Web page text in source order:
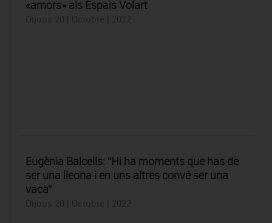
«amors» als Espais Volart
Eugènia Balcells: “Hi ha moments que has de
ser una lleona i en uns altres convé ser una
vaca”